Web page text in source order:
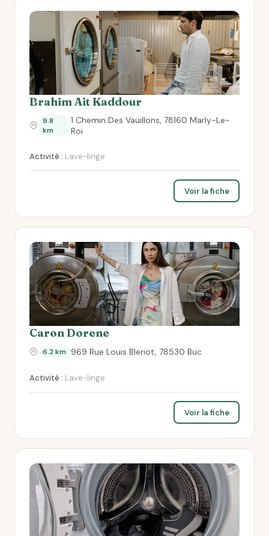
Brahim Ait Kaddour
9.8
km
1 Chemin Des Vauillons, 78160 Marly-Le-
Roi
Activité : Lave-linge
Voir la fiche
Caron Dorene
6.2 km 969 Rue Louis Bleriot, 78530 Buc
Activité : Lave-linge
Voir la fiche